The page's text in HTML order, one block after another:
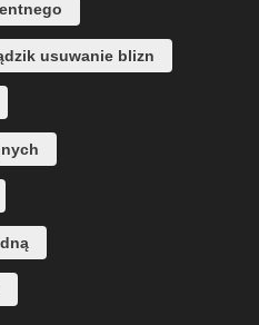
usuwanie blizn